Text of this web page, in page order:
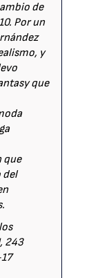
de
Por un
y
que
que
del
243